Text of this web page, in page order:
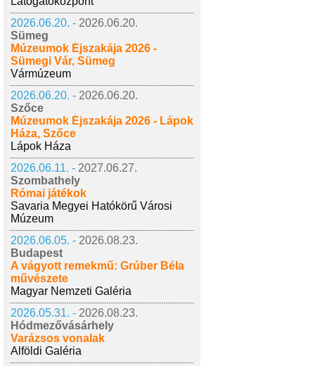
2026.06.20. - 2026.06.20.
Sümeg
Múzeumok Éjszakája 2026 -
Sümegi Vár, Sümeg
Vármúzeum
2026.06.20. - 2026.06.20.
Szőce
Múzeumok Éjszakája 2026 - Lápok
Háza, Szőce
Lápok Háza
2026.06.11. - 2027.06.27.
Szombathely
Római játékok
Savaria Megyei Hatókörű Városi
Múzeum
2026.06.05. - 2026.08.23.
Budapest
A vágyott remekmű: Grúber Béla
művészete
Magyar Nemzeti Galéria
2026.05.31. - 2026.08.23.
Hódmezővásárhely
Varázsos vonalak
Alföldi Galéria